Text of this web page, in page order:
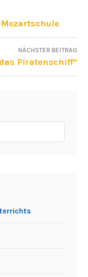
NÄCHSTER BEITRAG
Piratenschiff“